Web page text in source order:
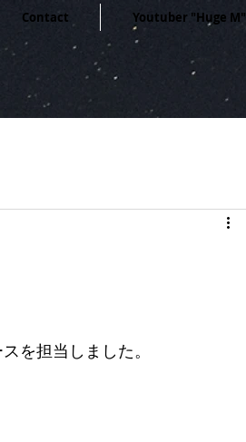
Contact Youtuber "Huge M"
を担当しました。